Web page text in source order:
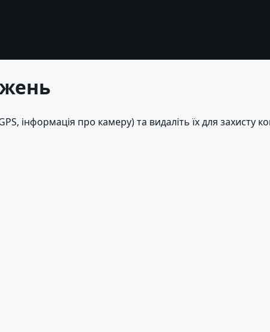
інформація про камеру) та видаліть їх для захисту